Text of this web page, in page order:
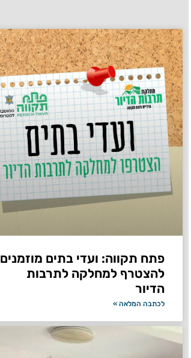
פתח תקווה: ועדי בתים מוזמנים
להצטרף למחלקה לתרבות
הדיור
לכתבה המלאה »